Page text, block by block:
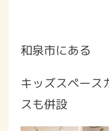
和泉市にある
キッズスペース
スも併設